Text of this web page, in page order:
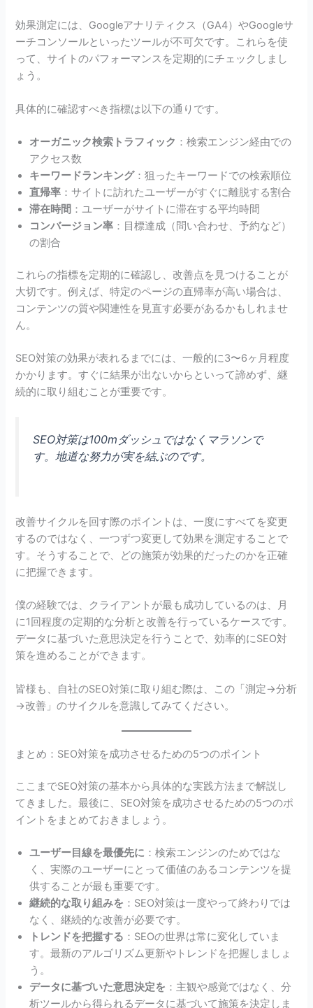
効果測定には、Googleアナリティクス（GA4）やGoogleサ
ーチコンソールといったツールが不可欠です。これらを使
って、サイトのパフォーマンスを定期的にチェックしまし
ょう。
具体的に確認すべき指標は以下の通りです。
オーガニック検索トラフィック ：検索エンジン経由での
アクセス数
キーワードランキング：狙ったキーワードでの検索順位
直帰率 ：サイトに訪れたユーザーがすぐに離脱する割合
滞在時間 ：ユーザーがサイトに滞在する平均時間
コンバージョン率 ：目標達成（問い合わせ、予約など）
の割合
これらの指標を定期的に確認し、改善点を見つけることが
大切です。例えば、特定のページの直帰率が高い場合は、
コンテンツの質や関連性を見直す必要があるかもしれませ
ん。
SEO対策の効果が表れるまでには、一般的に3〜6ヶ月程度
かかります。すぐに結果が出ないからといって諦めず、継
続的に取り組むことが重要です。
SEO対策は100mダッシュではなくマラソンで
す。地道な努力が実を結ぶのです。
改善サイクルを回す際のポイントは、一度にすべてを変更
するのではなく、一つずつ変更して効果を測定することで
す。そうすることで、どの施策が効果的だったのかを正確
に把握できます。
僕の経験では、クライアントが最も成功しているのは、月
に1回程度の定期的な分析と改善を行っているケースです。
データに基づいた意思決定を行うことで、効率的にSEO対
策を進めることができます。
皆様も、自社のSEO対策に取り組む際は、この「測定→分析
→改善」のサイクルを意識してみてください。
まとめ：SEO対策を成功させるための5つのポイント
ここまでSEO対策の基本から具体的な実践方法まで解説し
てきました。最後に、SEO対策を成功させるための5つのポ
イントをまとめておきましょう。
ユーザー目線を最優先に ：検索エンジンのためではな
く、実際のユーザーにとって価値のあるコンテンツを提
供することが最も重要です。
継続的な取り組みを ：SEO対策は一度やって終わりでは
なく、継続的な改善が必要です。
トレンドを把握する ：SEOの世界は常に変化していま
す。最新のアルゴリズム更新やトレンドを把握しましょ
う。
データに基づいた意思決定を ：主観や感覚ではなく、分
析ツールから得られるデータに基づいて施策を決定しま